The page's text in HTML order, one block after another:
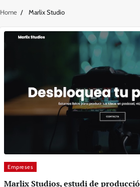
Home Marlix Studio
Empreses
Marlix Studios, estudi de